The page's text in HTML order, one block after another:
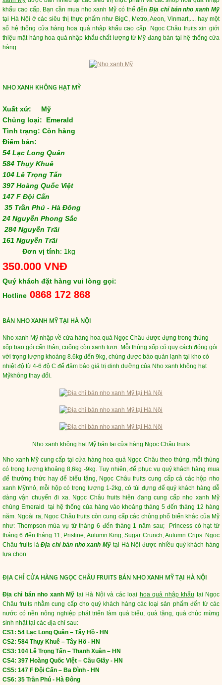
khẩu cao cấp. Bạn cần mua nho xanh Mỹ có thể đến Địa chỉ bán nho xanh Mỹ
tại Hà Nội ở các siêu thị thực phẩm như BigC, Metro, Aeon, Vinmart,.... hay một
số hệ thống cửa hàng hoa quả nhập khẩu cao cấp. Ngọc Châu fruits xin giới
thiệu mặt hàng hoa quả nhập khẩu chất lượng từ Mỹ đang bán tại hệ thống cửa
hàng.
NHO XANH KHÔNG HẠT MỸ
Xuất xứ: Mỹ
Chủng loại: Emerald
Tình trạng: Còn hàng
Điểm bán:
54 Lạc Long Quân
584 Thụy Khuê
104 Lê Trọng Tấn
397 Hoàng Quốc Việt
147 F Đội Cấn
35 Trần Phú - Hà Đông
24 Nguyễn Phong Sắc
284 Nguyễn Trãi
161 Nguyễn Trãi
Đơn vị tính: 1kg
350.000 VNĐ
Quý khách đặt hàng vui lòng gọi:
Hotline 0868 172 868
BÁN NHO XANH MỸ TẠI HÀ NỘI
Nho xanh Mỹ nhập về cửa hàng hoa quả Ngọc Châu được đựng trong thùng
xốp bao gói cẩn thận, cuống còn xanh tươi. Mỗi thùng xốp có quy cách đóng gói
với trọng lượng khoảng 8.6kg đến 9kg, chúng được bảo quản lạnh tại kho có
nhiệt độ từ 4-6 độ C để đảm bảo giá trị dinh dưỡng của Nho xanh không hạt
Mỹkhông thay đổi.
Nho xanh không hạt Mỹ bán tại cửa hàng Ngọc Châu fruits
Nho xanh Mỹ cung cấp tại cửa hàng hoa quả Ngọc Châu theo thùng, mỗi thùng
có trọng lượng khoảng 8,6kg -9kg. Tuy nhiên, để phục vụ quý khách hàng mua
để thưởng thức hay để biếu tặng, Ngọc Châu fruits cung cấp cả các hộp nho
xanh Mỹnhỏ, mỗi hộp có trọng lượng 1-2kg, có túi đựng để quý khách hàng dễ
dàng vận chuyển đi xa. Ngọc Châu fruits hiện đang cung cấp nho xanh Mỹ
chủng Emerald tại hệ thống của hàng vào khoảng tháng 5 đến tháng 12 hàng
năm. Ngoài ra, Ngọc Châu fruits còn cung cấp các chủng phổ biến khác của Mỹ
như: Thompson mùa vụ từ tháng 6 đến tháng 1 năm sau; Princess có hạt từ
tháng 6 đến tháng 11, Pristine, Autumn King, Sugar Crunch, Autumn Crips. Ngọc
Châu fruits làĐịa chỉ bán nho xanh Mỹ tại Hà Nội được nhiều quý khách hàng
lựa chọn
ĐỊA CHỈ CỬA HÀNG NGỌC CHÂU FRUITS BÁN NHO XANH MỸ TẠI HÀ NỘI
Địa chỉ bán nho xanh Mỹ tại Hà Nội và các loại hoa quả nhập khẩu tại Ngọc
Châu fruits nhằm cung cấp cho quý khách hàng các loại sản phẩm đến từ các
nước có nền nông nghiệp phát triển làm quà biếu, quà tặng, quà chúc mừng
sinh nhật tại các địa chỉ sau:
CS1: 54 Lạc Long Quân – Tây Hồ - HN
CS2: 584 Thụy Khuê – Tây Hồ - HN
CS3: 104 Lê Trọng Tấn – Thanh Xuân – HN
CS4: 397 Hoàng Quốc Việt – Cầu Giấy - HN
CS5: 147 F Đội Cấn – Ba Đình - HN
CS6: 35 Trần Phú - Hà Đông